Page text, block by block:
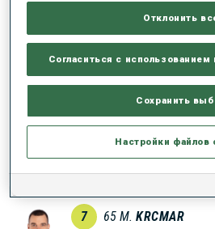
SAMUELSSON
SWE 0 0 1 0
5 23 M. FOURCADE
WEGER
SUI 1 0 0 0
7 65 M. KRCMAR
Отклонить
Согласиться с
Сохранить
Настройки файлов